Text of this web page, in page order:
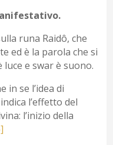
runa Raidô, che
ed è la parola che si
e swar è suono.
in se l’idea di
l’effetto del
l’inizio della